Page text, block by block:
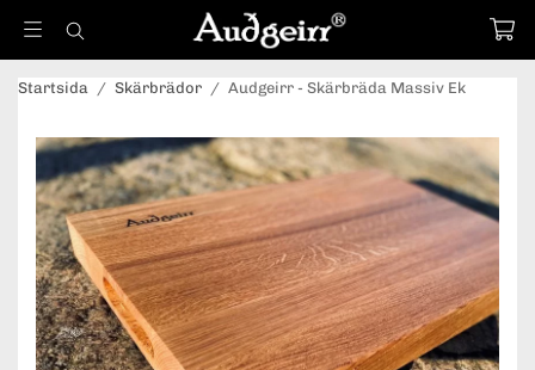
Startsida / Skärbrädor / Audgeirr - Skärbräda Massiv Ek